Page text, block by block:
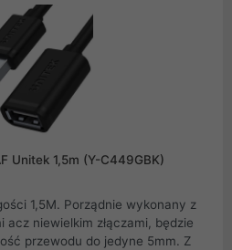
Unitek 1,5m (Y-C449GBK)
wykonany z
acz niewielkim złączami, będzie
przewodu do jedyne 5mm. Z